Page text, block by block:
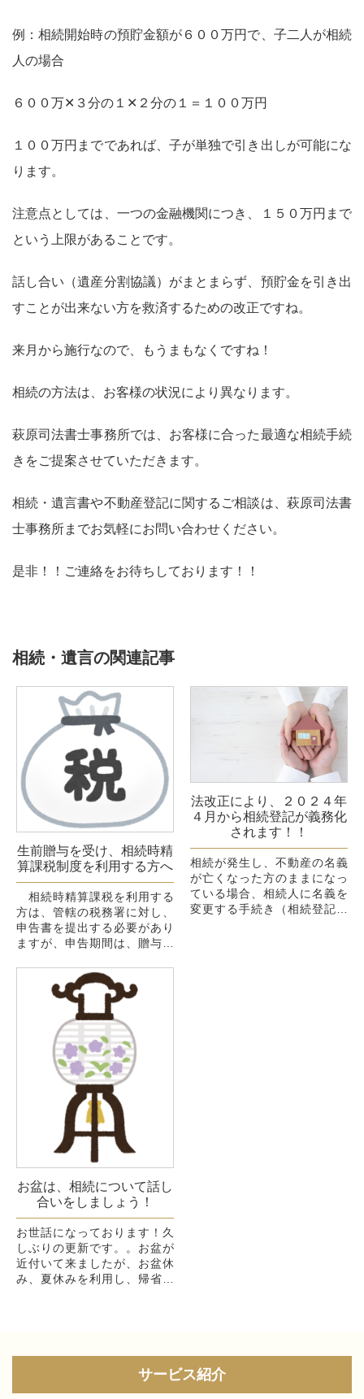
例：相続開始時の預貯金額が６００万円で、子二人が相続
人の場合
６００万✕３分の１✕２分の１＝１００万円
１００万円までであれば、子が単独で引き出しが可能にな
ります。
注意点としては、一つの金融機関につき、１５０万円まで
という上限があることです。
話し合い（遺産分割協議）がまとまらず、預貯金を引き出
すことが出来ない方を救済するための改正ですね。
来月から施行なので、もうまもなくですね！
相続の方法は、お客様の状況により異なります。
萩原司法書士事務所では、お客様に合った最適な相続手続
きをご提案させていただきます。
相続・遺言書や不動産登記に関するご相談は、萩原司法書
士事務所までお気軽にお問い合わせください。
是非！！ご連絡をお待ちしております！！
相続・遺言の関連記事
生前贈与を受け、相続時精
算課税制度を利用する方へ
相続時精算課税を利用する
方は、管轄の税務署に対し、
申告書を提出する必要があり
ますが、申告期間は、贈与の
から３月１５日までです。一
日でも過ぎると、相続時精算
課税制度を...
法改正により、２０２４年
４月から相続登記が義務化
されます！！
相続が発生し、不動産の名義
が亡くなった方のままになっ
ている場合、相続人に名義を
変更する手続き（相続登記手
お盆は、相続について話し
合いをしましょう！
お世話になっております！久
しぶりの更新です。。お盆が
近付いて来ましたが、お盆休
み、夏休みを利用し、帰省等
サービス紹介